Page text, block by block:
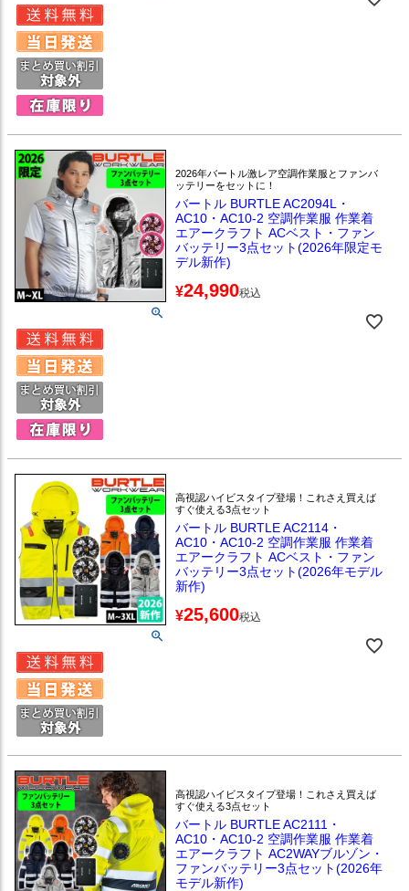
2026年バートル激レア空調作業服とファンバ
ッテリーをセットに！
バートル BURTLE AC2094L・
AC10・AC10-2 空調作業服 作業着
エアークラフト ACベスト・ファン
バッテリー3点セット(2026年限定モ
デル新作)
¥24,990税込
高視認ハイビスタイプ登場！これさえ買えば
すぐ使える3点セット
バートル BURTLE AC2114・
AC10・AC10-2 空調作業服 作業着
エアークラフト ACベスト・ファン
バッテリー3点セット(2026年モデル
新作)
¥25,600税込
高視認ハイビスタイプ登場！これさえ買えば
すぐ使える3点セット
バートル BURTLE AC2111・
AC10・AC10-2 空調作業服 作業着
エアークラフト AC2WAYブルゾン・
ファンバッテリー3点セット(2026年
モデル新作)